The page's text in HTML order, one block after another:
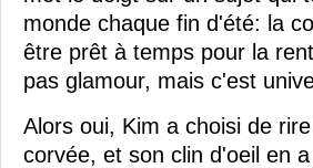
monde chaque fin d'été: la
être prêt à temps pour la
pas glamour, mais c'est
Alors oui, Kim a choisi de
corvée, et son clin d'oeil en